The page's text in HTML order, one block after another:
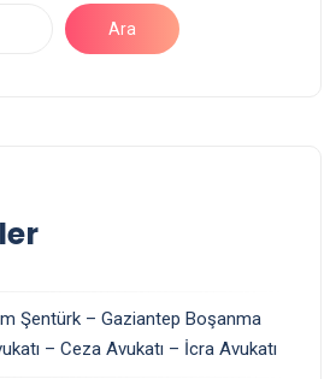
Ara
Şentürk – Gaziantep Boşanma
– Ceza Avukatı – İcra Avukatı